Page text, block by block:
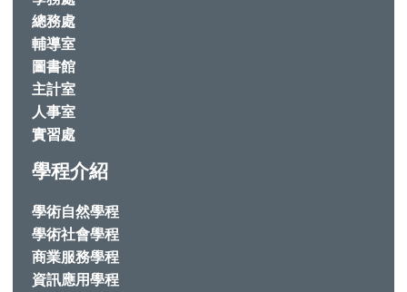
總務處
輔導室
圖書館
主計室
人事室
實習處
學程介紹
學術自然學程
學術社會學程
商業服務學程
資訊應用學程